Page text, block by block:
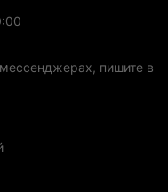
пишите в